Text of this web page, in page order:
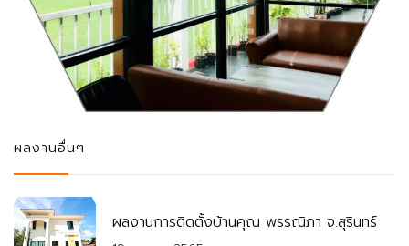
ผลงานอื่นๆ
ผลงานการติดตั้งบ้านคุณ พรรณิภา จ.สุรินทร์